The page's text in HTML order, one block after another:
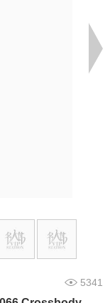
5341